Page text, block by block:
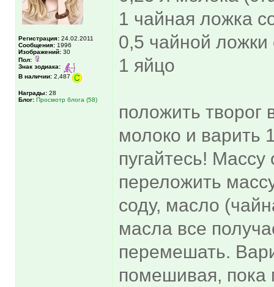
Регистрация: 24.02.2011
Сообщения: 1996
Изображений: 30
Пол:
Знак зодиака:
В наличии: 2,487
Награды: 28
Блог: Просмотр блога (58)
1 чайная ложка
0,5 чайной
1 яйцо
положить творог
молоко и варить
пугайтесь! Массу
переложить
соду, масло
масла все
перемешать.
помешивая, пока